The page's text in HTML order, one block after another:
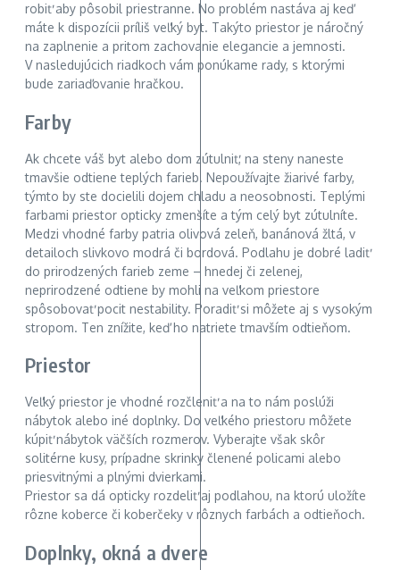
robiť aby pôsobil priestranne. No problém nastáva aj keď
máte k dispozícii príliš veľký byt. Takýto priestor je náročný
na zaplnenie a pritom zachovanie elegancie a jemnosti.
V nasledujúcich riadkoch vám ponúkame rady, s ktorými
bude zariaďovanie hračkou.
Farby
Ak chcete váš byt alebo dom zútulniť, na steny naneste
tmavšie odtiene teplých farieb. Nepoužívajte žiarivé farby,
týmto by ste docielili dojem chladu a neosobnosti. Teplými
farbami priestor opticky zmenšíte a tým celý byt zútulníte.
Medzi vhodné farby patria olivová zeleň, banánová žltá, v
detailoch slivkovo modrá či bordová. Podlahu je dobré ladiť
do prirodzených farieb zeme – hnedej či zelenej,
neprirodzené odtiene by mohli na veľkom priestore
spôsobovať pocit nestability. Poradiť si môžete aj s vysokým
stropom. Ten znížite, keď ho natriete tmavším odtieňom.
Priestor
Veľký priestor je vhodné rozčleniť a na to nám poslúži
nábytok alebo iné doplnky. Do veľkého priestoru môžete
kúpiť nábytok väčších rozmerov. Vyberajte však skôr
solitérne kusy, prípadne skrinky členené policami alebo
priesvitnými a plnými dvierkami.
Priestor sa dá opticky rozdeliť aj podlahou, na ktorú uložíte
rôzne koberce či koberčeky v rôznych farbách a odtieňoch.
Doplnky, okná a dvere